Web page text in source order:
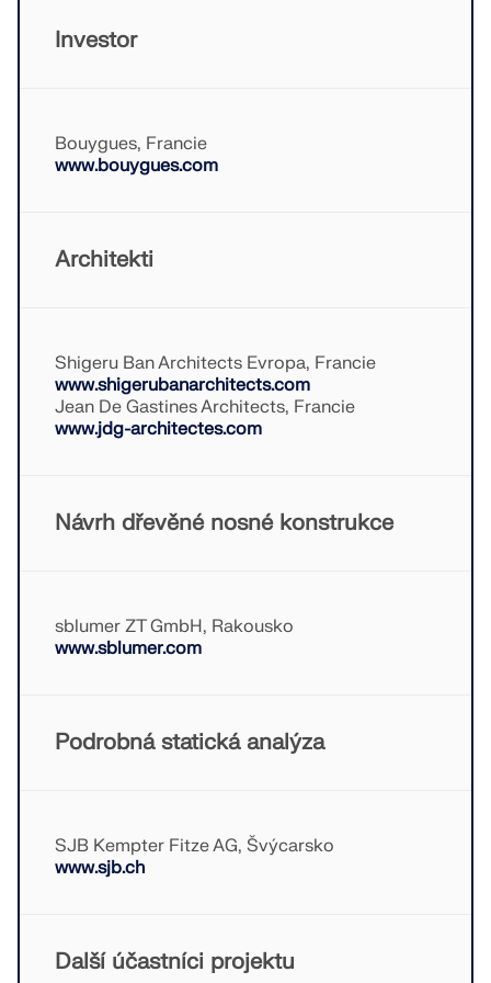
Nástroj Geo-zóny
Online služba Dlubal poskytuje mapy oblastí pro
rychlé stanovení sněhových zatížení, rychlostí větru
KONTROLOVAT ZATÍŽENÍ ZÓN
Starší produkty
Investor
Bouygues, Francie
www.bouygues.com
Architekti
Shigeru Ban Architects Evropa, Francie
www.shigerubanarchitects.com
Jean De Gastines Architects, Francie
www.jdg-architectes.com
Návrh dřevěné nosné konstrukce
sblumer ZT GmbH, Rakousko
www.sblumer.com
Podrobná statická analýza
SJB Kempter Fitze AG, Švýcarsko
www.sjb.ch
Další účastníci projektu